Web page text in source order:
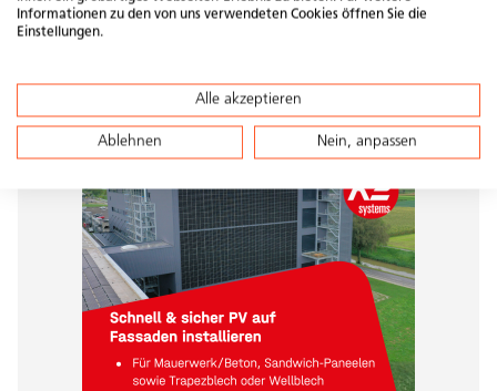
WERBEPARTNERSCHAFT
Informationen zu den von uns verwendeten Cookies öffnen Sie die
Einstellungen.
Alle akzeptieren
Ablehnen Nein, anpassen